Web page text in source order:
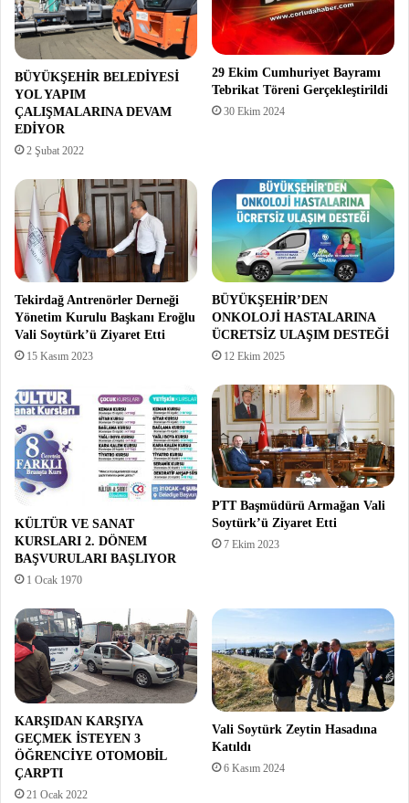
BÜYÜKŞEHİR BELEDİYESİ
YOL YAPIM
ÇALIŞMALARINA DEVAM
EDİYOR
2 Şubat 2022
29 Ekim Cumhuriyet Bayramı
Tebrikat Töreni Gerçekleştirildi
30 Ekim 2024
Tekirdağ Antrenörler Derneği
Yönetim Kurulu Başkanı Eroğlu
Vali Soytürk’ü Ziyaret Etti
15 Kasım 2023
BÜYÜKŞEHİR’DEN
ONKOLOJİ HASTALARINA
ÜCRETSİZ ULAŞIM DESTEĞİ
12 Ekim 2025
KÜLTÜR VE SANAT
KURSLARI 2. DÖNEM
BAŞVURULARI BAŞLIYOR
1 Ocak 1970
PTT Başmüdürü Armağan Vali
Soytürk’ü Ziyaret Etti
7 Ekim 2023
KARŞIDAN KARŞIYA
GEÇMEK İSTEYEN 3
ÖĞRENCİYE OTOMOBİL
ÇARPTI
21 Ocak 2022
Vali Soytürk Zeytin Hasadına
Katıldı
6 Kasım 2024